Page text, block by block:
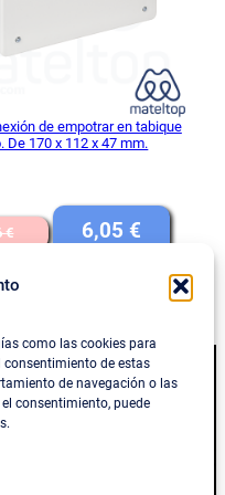
como las cookies para
de estas
de navegación o las
consentimiento, puede
de empotrar en tabique
De 170 x 112 x 47 mm.
€
El
7,26 €.
6,05€
El
precio
actual